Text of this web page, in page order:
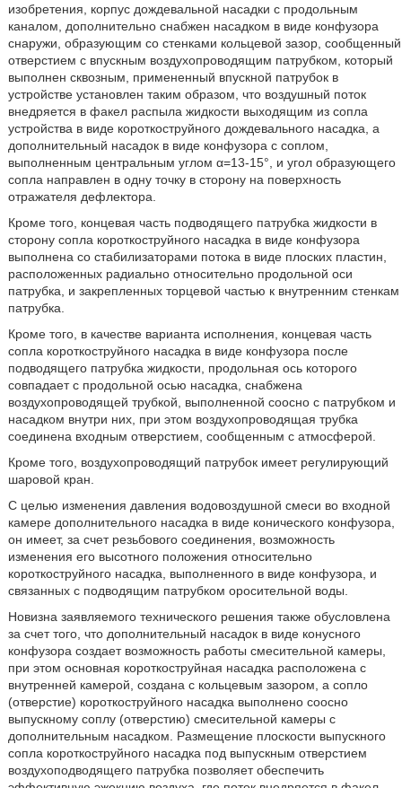
изобретения, корпус дождевальной насадки с продольным
каналом, дополнительно снабжен насадком в виде конфузора
снаружи, образующим со стенками кольцевой зазор, сообщенный
отверстием с впускным воздухопроводящим патрубком, который
выполнен сквозным, примененный впускной патрубок в
устройстве установлен таким образом, что воздушный поток
внедряется в факел распыла жидкости выходящим из сопла
устройства в виде короткоструйного дождевального насадка, а
дополнительный насадок в виде конфузора с соплом,
выполненным центральным углом α=13-15°, и угол образующего
сопла направлен в одну точку в сторону на поверхность
отражателя дефлектора.
Кроме того, концевая часть подводящего патрубка жидкости в
сторону сопла короткоструйного насадка в виде конфузора
выполнена со стабилизаторами потока в виде плоских пластин,
расположенных радиально относительно продольной оси
патрубка, и закрепленных торцевой частью к внутренним стенкам
патрубка.
Кроме того, в качестве варианта исполнения, концевая часть
сопла короткоструйного насадка в виде конфузора после
подводящего патрубка жидкости, продольная ось которого
совпадает с продольной осью насадка, снабжена
воздухопроводящей трубкой, выполненной соосно с патрубком и
насадком внутри них, при этом воздухопроводящая трубка
соединена входным отверстием, сообщенным с атмосферой.
Кроме того, воздухопроводящий патрубок имеет регулирующий
шаровой кран.
С целью изменения давления водовоздушной смеси во входной
камере дополнительного насадка в виде конического конфузора,
он имеет, за счет резьбового соединения, возможность
изменения его высотного положения относительно
короткоструйного насадка, выполненного в виде конфузора, и
связанных с подводящим патрубком оросительной воды.
Новизна заявляемого технического решения также обусловлена
за счет того, что дополнительный насадок в виде конусного
конфузора создает возможность работы смесительной камеры,
при этом основная короткоструйная насадка расположена с
внутренней камерой, создана с кольцевым зазором, а сопло
(отверстие) короткоструйного насадка выполнено соосно
выпускному соплу (отверстию) смесительной камеры с
дополнительным насадком. Размещение плоскости выпускного
сопла короткоструйного насадка под выпускным отверстием
воздухоподводящего патрубка позволяет обеспечить